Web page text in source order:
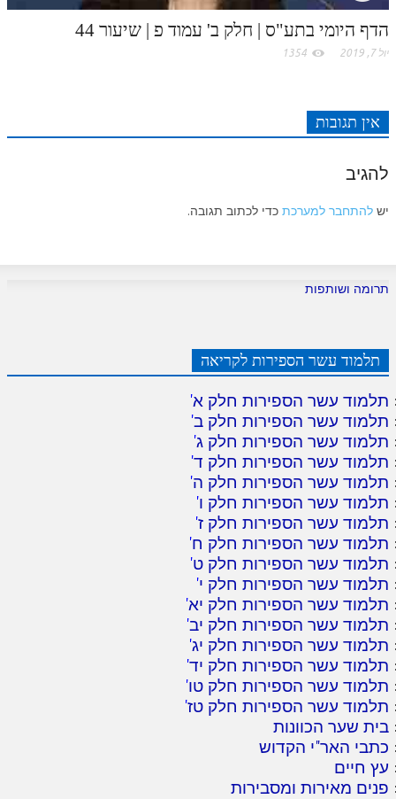
הדף היומי בתע"ס | חלק ב' עמוד פ | שיעור 44
יול 7, 2019 1354
אין תגובות
להגיב
יש להתחבר למערכת כדי לכתוב תגובה.
תרומה ושותפות
תלמוד עשר הספירות לקריאה
תלמוד עשר הספירות חלק א'
תלמוד עשר הספירות חלק ב'
תלמוד עשר הספירות חלק ג'
תלמוד עשר הספירות חלק ד'
תלמוד עשר הספירות חלק ה'
תלמוד עשר הספירות חלק ו'
תלמוד עשר הספירות חלק ז'
תלמוד עשר הספירות חלק ח'
תלמוד עשר הספירות חלק ט'
תלמוד עשר הספירות חלק י'
תלמוד עשר הספירות חלק יא'
תלמוד עשר הספירות חלק יב'
תלמוד עשר הספירות חלק יג'
תלמוד עשר הספירות חלק יד'
תלמוד עשר הספירות חלק טו'
תלמוד עשר הספירות חלק טז'
בית שער הכוונות
כתבי האר"י הקדוש
עץ חיים
פנים מאירות ומסבירות